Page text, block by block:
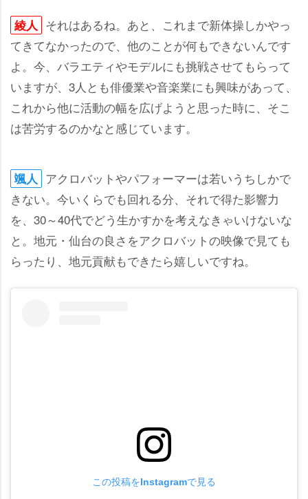
綾人 それはあるね。あと、これまで新体操しかやっ
てきてなかったので、他のことが何もできないんです
よ。今、バラエティやモデルにも挑戦させてもらって
いますが、3人とも俳優業や音楽業にも興味があって、
これから他に活動の幅を広げようと思った時に、そこ
は苦労するのかなと感じています。
颯人 アクロバットやパフォーマーは若いうちしかで
きない。今いくらでも回れる分、それで得た影響力
を、30～40代でどう生かすかを考えなきゃいけないな
と。地元・仙台の良さをアクロバットの映像で見ても
らったり、地元貢献もできたら嬉しいですね。
この投稿をInstagramで見る